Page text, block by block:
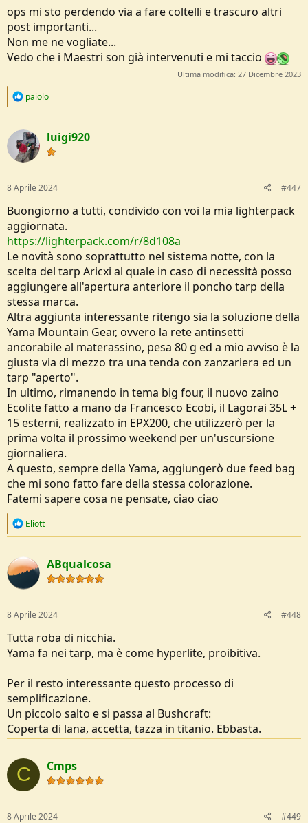
ops mi sto perdendo via a fare coltelli e trascuro altri
post importanti...
Non me ne vogliate...
Vedo che i Maestri son già intervenuti e mi taccio
Ultima modifica: 27 Dicembre 2023
R
c
t
i
o
s
:
paiolo
luigi920
8 Aprile 2024 #447
Buongiorno a tutti, condivido con voi la mia lighterpack
aggiornata.
https://lighterpack.com/r/8d108a
Le novità sono soprattutto nel sistema notte, con la
scelta del tarp Aricxi al quale in caso di necessità posso
aggiungere all'apertura anteriore il poncho tarp della
stessa marca.
Altra aggiunta interessante ritengo sia la soluzione della
Yama Mountain Gear, ovvero la rete antinsetti
ancorabile al materassino, pesa 80 g ed a mio avviso è la
giusta via di mezzo tra una tenda con zanzariera ed un
tarp "aperto".
In ultimo, rimanendo in tema big four, il nuovo zaino
Ecolite fatto a mano da Francesco Ecobi, il Lagorai 35L +
15 esterni, realizzato in EPX200, che utilizzerò per la
prima volta il prossimo weekend per un'uscursione
giornaliera.
A questo, sempre della Yama, aggiungerò due feed bag
che mi sono fatto fare della stessa colorazione.
Fatemi sapere cosa ne pensate, ciao ciao
R
c
t
o
s
:
Eliott
ABqualcosa
8 Aprile 2024 #448
Tutta roba di nicchia.
Yama fa nei tarp, ma è come hyperlite, proibitiva.
Per il resto interessante questo processo di
semplificazione.
Un piccolo salto e si passa al Bushcraft:
Coperta di lana, accetta, tazza in titanio. Ebbasta.
C Cmps
8 Aprile 2024 #449